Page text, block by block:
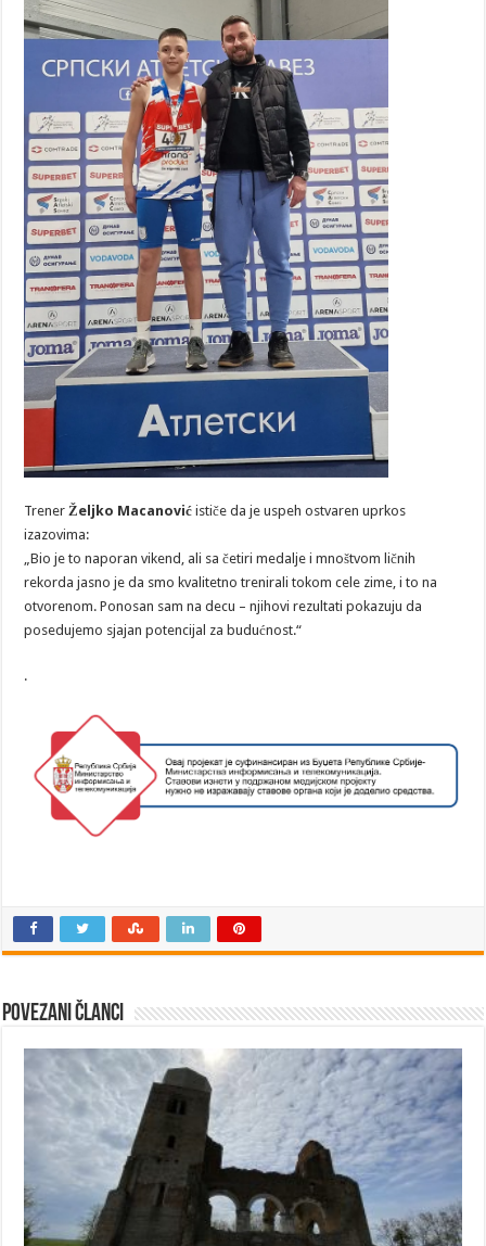
Trener Željko Macanović ističe da je uspeh ostvaren uprkos
izazovima:
„Bio je to naporan vikend, ali sa četiri medalje i mnoštvom ličnih
rekorda jasno je da smo kvalitetno trenirali tokom cele zime, i to na
otvorenom. Ponosan sam na decu – njihovi rezultati pokazuju da
posedujemo sjajan potencijal za budućnost.“
.
Povezani članci